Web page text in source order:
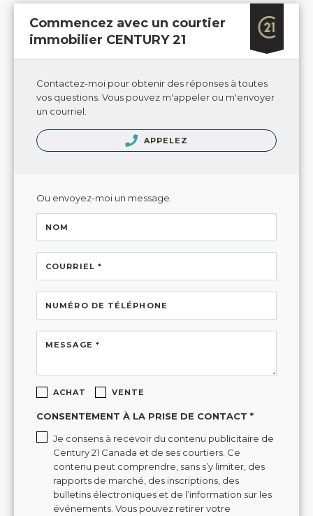
Commencez avec un courtier
immobilier CENTURY 21
Contactez-moi pour obtenir des réponses à toutes
vos questions. Vous pouvez m'appeler ou m'envoyer
un courriel.
APPELEZ
Ou envoyez-moi un message.
NOM
COURRIEL *
NUMÉRO DE TÉLÉPHONE
MESSAGE *
ACHAT VENTE
CONSENTEMENT À LA PRISE DE CONTACT *
Je consens à recevoir du contenu publicitaire de
Century 21 Canada et de ses courtiers. Ce
contenu peut comprendre, sans s’y limiter, des
rapports de marché, des inscriptions, des
bulletins électroniques et de l’information sur les
événements. Vous pouvez retirer votre